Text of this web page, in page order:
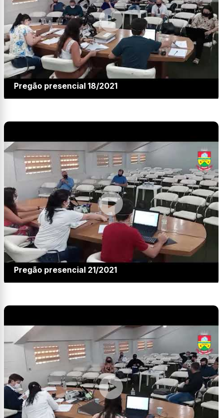
Pregão presencial 18/2021
Pregão presencial 21/2021